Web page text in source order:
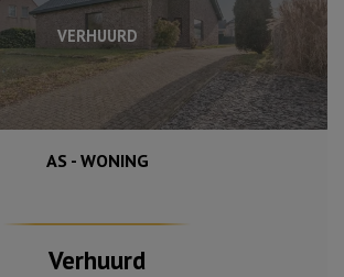
VERHUURD
232 m²
AS - WONING
Verhuurd